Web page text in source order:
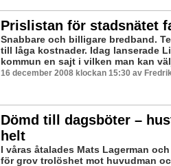
Prislistan för stadsnätet
Snabbare och billigare bredband.
till låga kostnader. Idag lanserade
kommun en sajt i vilken man kan
16 december 2008 klockan 15:30 av
Dömd till dagsböter –
helt
I våras åtalades Mats Lagerman
för grov trolöshet mot huvudman